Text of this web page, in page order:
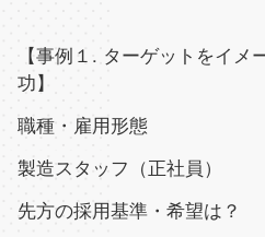
【事例１ . ターゲットをイメ
功】
職種・雇用形態
製造スタッフ（正社員）
先方の採用基準・希望は？